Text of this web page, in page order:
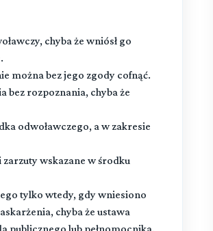
chyba że wniósł go
można bez jego zgody cofnąć.
bez rozpoznania, chyba że
odwoławczego, a w zakresie
wskazane w środku
tylko wtedy, gdy wniesiono
chyba że ustawa
publicznego lub pełnomocnika,